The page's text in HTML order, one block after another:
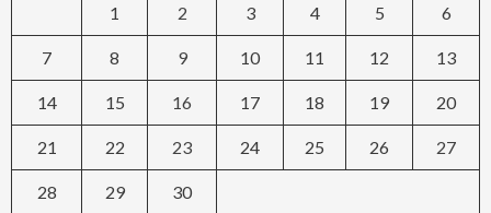
1 2 3 4 5 6
7 8 9 10 11 12 13
14 15 16 17 18 19 20
21 22 23 24 25 26 27
28 29 30